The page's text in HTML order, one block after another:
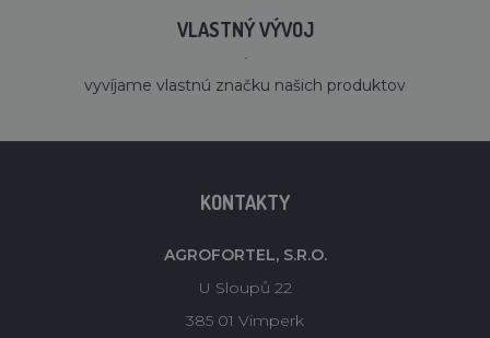
VLASTNÝ VÝVOJ
´
vyvíjame vlastnú značku našich produktov
KONTAKTY
AGROFORTEL, S.R.O.
U Sloupů 22
385 01 Vimperk